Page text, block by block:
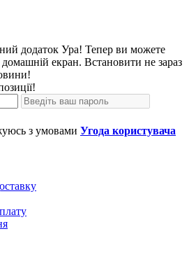
додаток Ура! Тепер ви можете
екран. Встановити не зараз
з умовами Угода користувача